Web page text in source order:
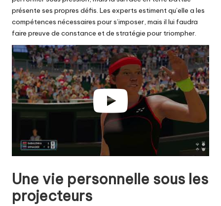
présente ses propres défis. Les experts estiment qu’elle a les
compétences nécessaires pour s’imposer, mais il lui faudra
faire preuve de constance et de stratégie pour triompher.
Une vie personnelle sous les
projecteurs